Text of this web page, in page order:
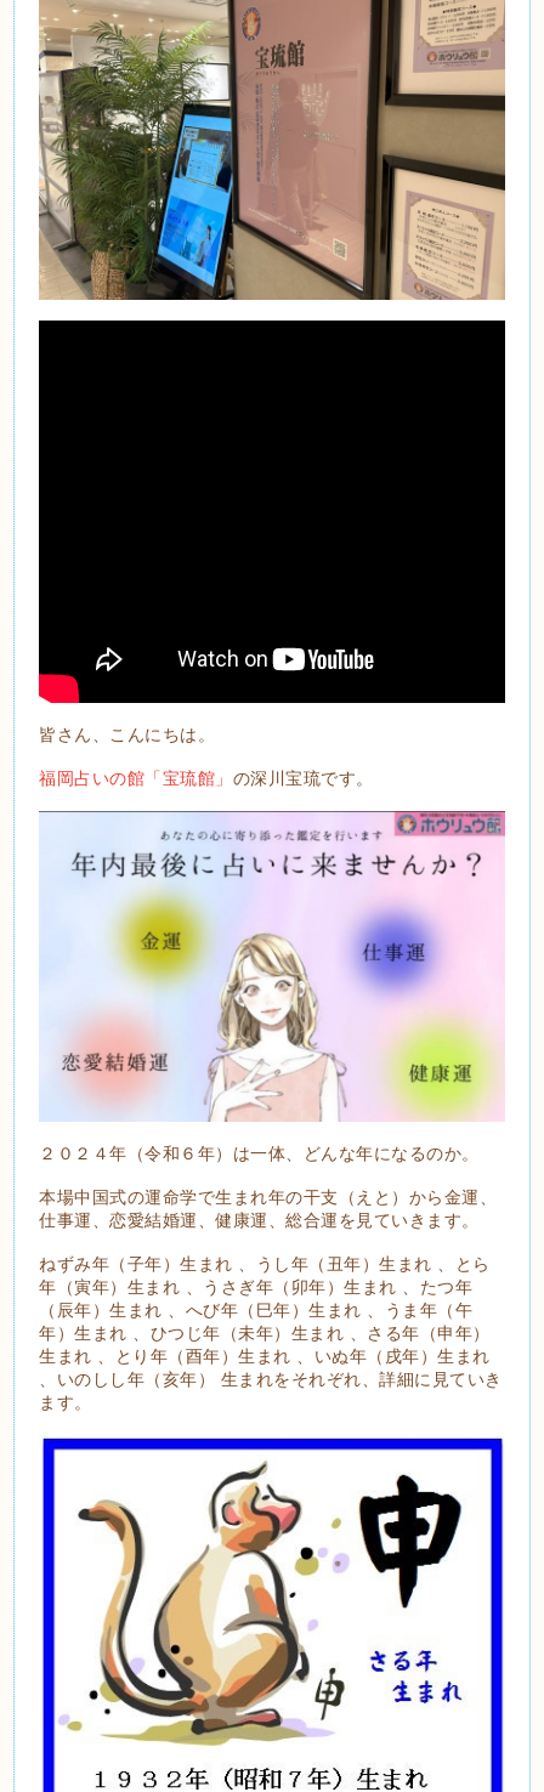
皆さん、こんにちは。
福岡占いの館「宝琉館」 の深川宝琉です。
２０２４年（令和６年）は一体、どんな年になるのか。
本場中国式の運命学で生まれ年の干支（えと）から金運、
仕事運、恋愛結婚運、健康運、総合運を見ていきます。
ねずみ年（子年）生まれ 、うし年（丑年）生まれ 、とら
年（寅年）生まれ 、うさぎ年（卯年）生まれ 、たつ年
（辰年）生まれ 、へび年（巳年）生まれ 、うま年（午
年）生まれ 、ひつじ年（未年）生まれ 、さる年（申年）
生まれ 、とり年（酉年）生まれ 、いぬ年（戌年）生まれ
、いのしし年（亥年） 生まれをそれぞれ、詳細に見ていき
ます。